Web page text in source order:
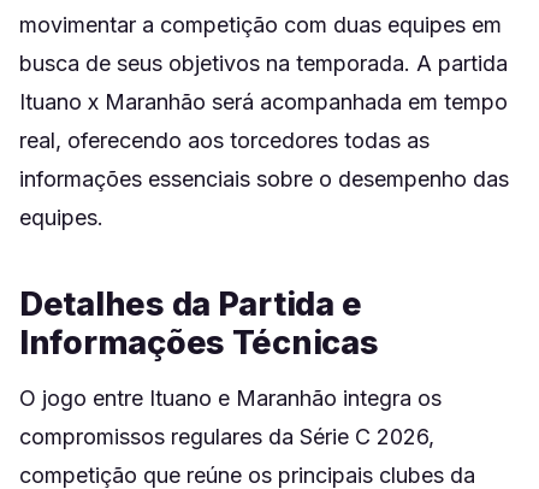
movimentar a competição com duas equipes em
busca de seus objetivos na temporada. A partida
Ituano x Maranhão será acompanhada em tempo
real, oferecendo aos torcedores todas as
informações essenciais sobre o desempenho das
equipes.
Detalhes da Partida e
Informações Técnicas
O jogo entre Ituano e Maranhão integra os
compromissos regulares da Série C 2026,
competição que reúne os principais clubes da